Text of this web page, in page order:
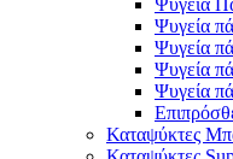
Ψυγεία
Ψυγεία
Ψυγεία
Ψυγεία
Ψυγεία
Καταψύκτες